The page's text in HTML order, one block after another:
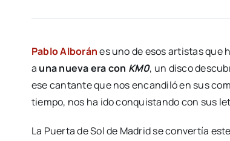
Pablo Alboránes uno de esos artistas que
a una nueva era con KM0, un disco
ese cantante que nos encandiló en sus
tiempo, nos ha ido conquistando con sus
La Puerta de Sol de Madrid se convertía